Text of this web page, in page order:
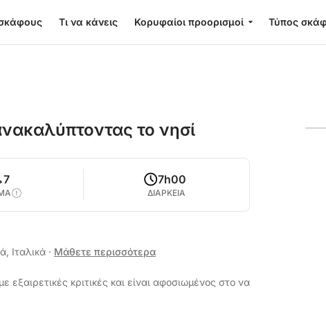
Τι να κάνεις Κορυφαίοι προορισμοί Τύπος
το νησί
7 7h00
ΔΙΑΡΚΕΙΑ
Ιταλικά · Μάθετε περισσότερα
εξαιρετικές κριτικές και είναι αφοσιωμένος στο να